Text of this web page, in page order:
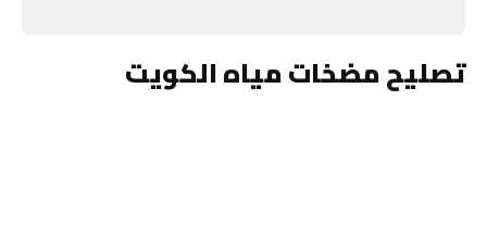
تصليح مضخات مياه الكويت